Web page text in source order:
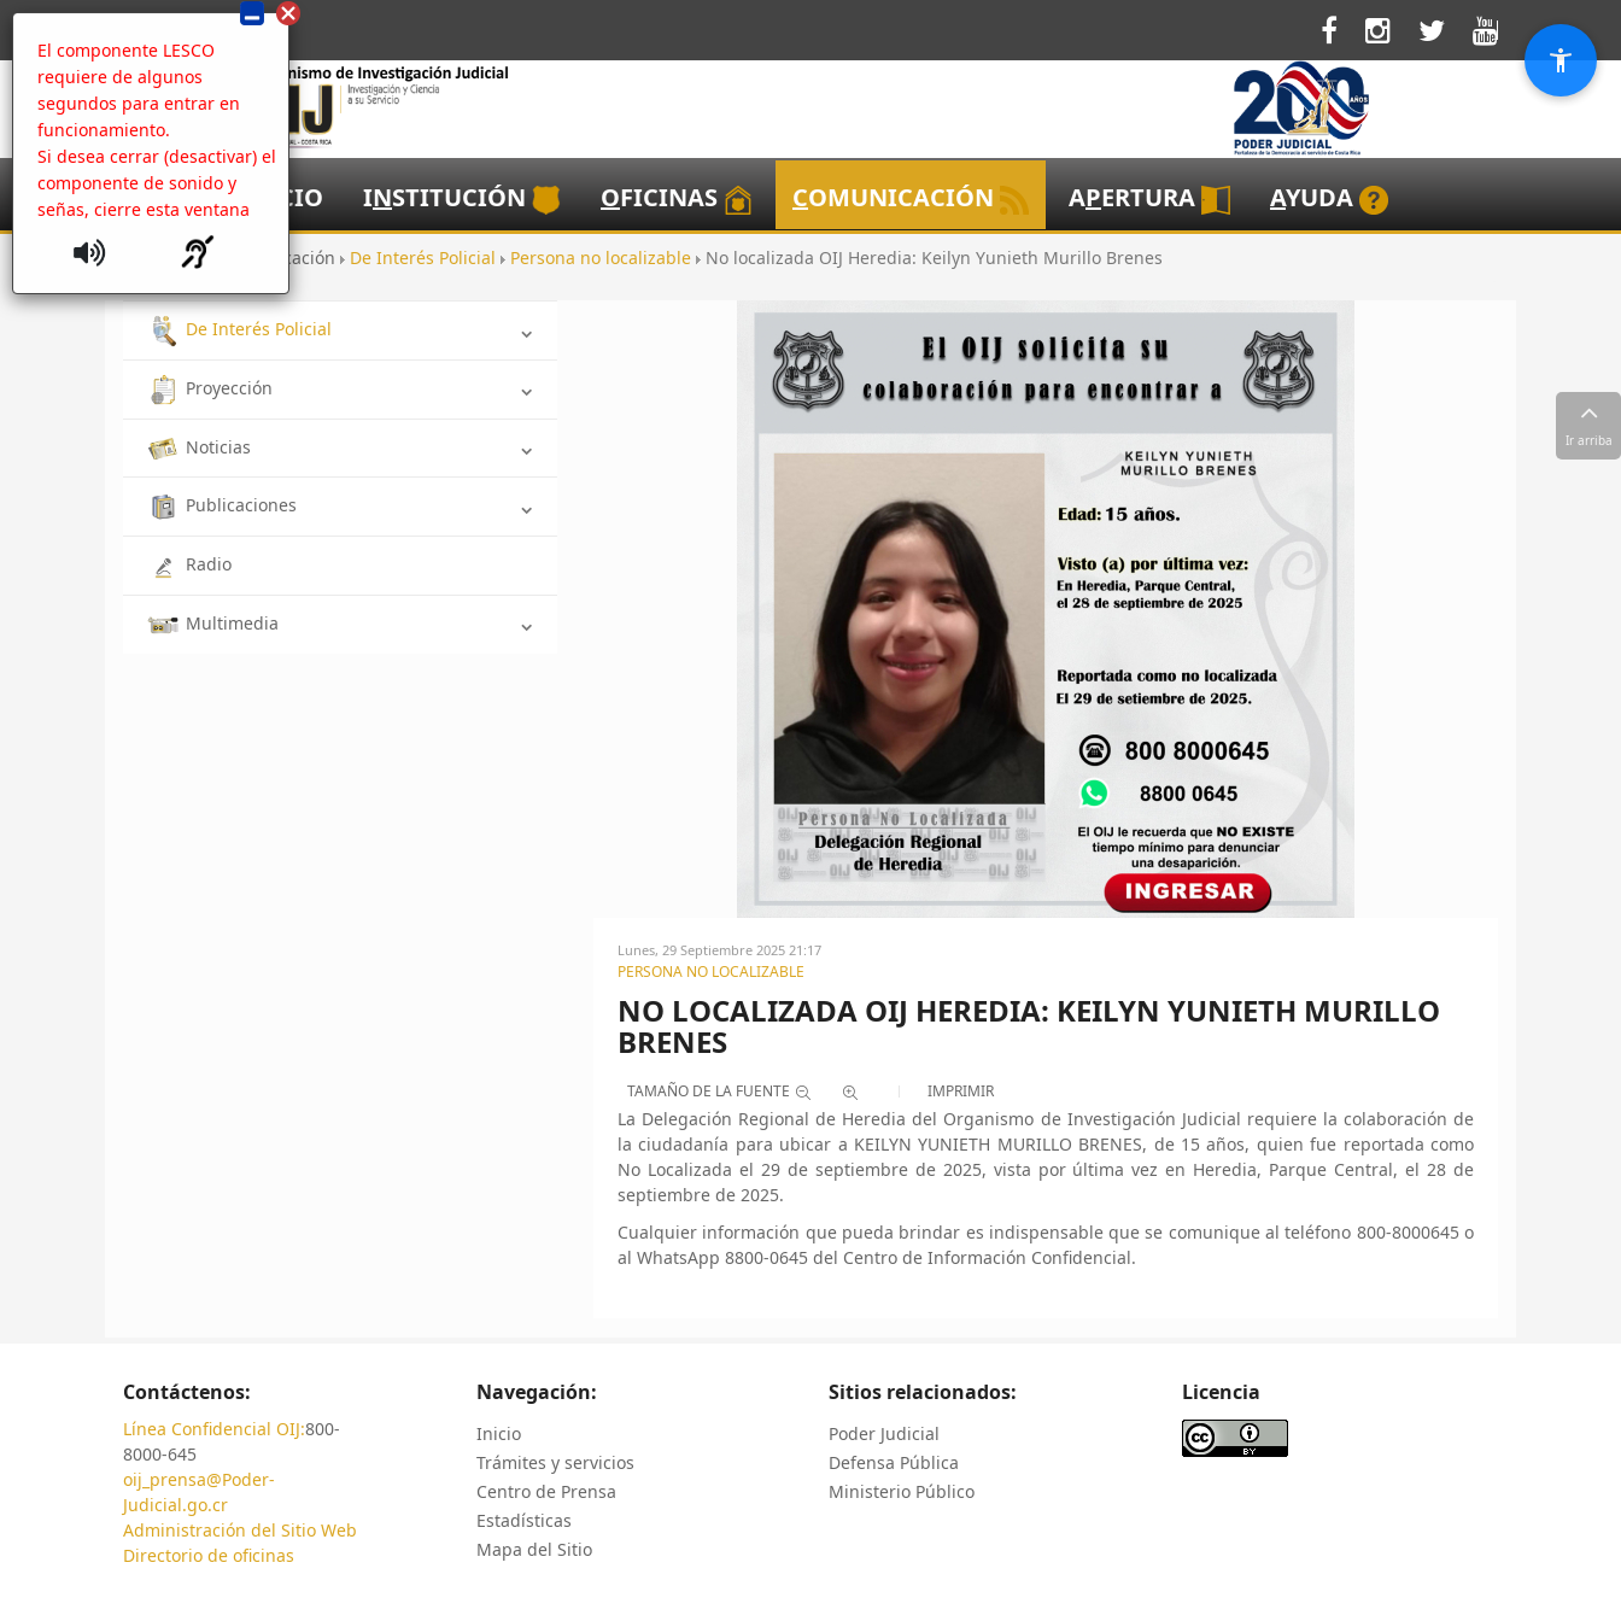
El componente LESCO
requiere de algunos
segundos para entrar en
funcionamiento.
Si desea cerrar (desactivar) el
componente de sonido y
señas, cierre esta ventana
NICIO INSTITUCIÓN OFICINAS COMUNICACIÓN APERTURA AYUDA
Inicio Comunicación De Interés Policial Persona no localizable No localizada OIJ Heredia: Keilyn Yunieth Murillo Brenes
De Interés Policial
Proyección
Noticias
Publicaciones
Radio
Multimedia
Lunes, 29 Septiembre 2025 21:17
PERSONA NO LOCALIZABLE
NO LOCALIZADA OIJ HEREDIA: KEILYN YUNIETH MURILLO
BRENES
TAMAÑO DE LA FUENTE IMPRIMIR
La Delegación Regional de Heredia del Organismo de Investigación Judicial requiere la colaboración de
la ciudadanía para ubicar a KEILYN YUNIETH MURILLO BRENES, de 15 años, quien fue reportada como
No Localizada el 29 de septiembre de 2025, vista por última vez en Heredia, Parque Central, el 28 de
septiembre de 2025.
Cualquier información que pueda brindar es indispensable que se comunique al teléfono 800-8000645 o
al WhatsApp 8800-0645 del Centro de Información Confidencial.
Contáctenos:
Línea Confidencial OIJ:800-
8000-645
oij_prensa@Poder-
Judicial.go.cr
Administración del Sitio Web
Directorio de oficinas
Navegación:
Inicio
Trámites y servicios
Centro de Prensa
Estadísticas
Mapa del Sitio
Sitios relacionados:
Poder Judicial
Defensa Pública
Ministerio Público
Licencia
Ir arriba